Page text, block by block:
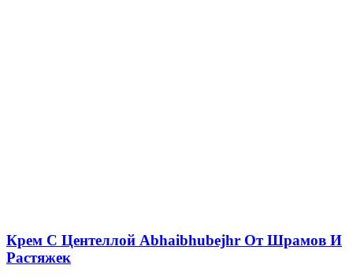
Крем С Центеллой Abhaibhubejhr От Шрамов И
Растяжек